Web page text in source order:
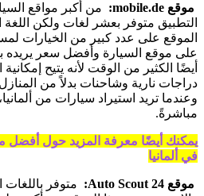
موقع mobile.de:
من أكبر مواقع
التطبيق متوفر بعشر لغات ولكن
الموقع على عدد كبير من الخيارات
على موقع السيارة وأفضل سعر يريده
أيضًا الكثير من الوقت لأنه يتيح
دراجات نارية وشاحنات بدلاً من المنازل
وعندما تريد استيراد سيارات من
مباشرةً.
يمكنك أيضًا معرفة المزيد حول أفضل
في ألمانيا
موقع Auto Scout 24:
متوفر باللغات